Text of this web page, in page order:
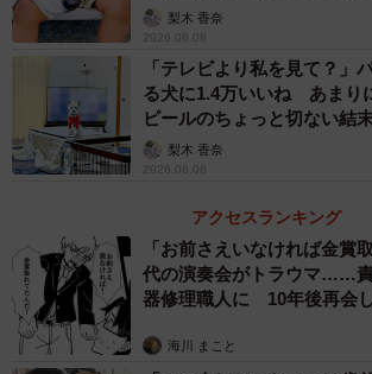
「ヒトかクルマか…」「中に人が入ってる
中のファスナー開ける時が来たよ…」と
コメントが殺到したももちゃん。
なぜももちゃんは「止まれ」がわかるのか
「尊…」
梨木 香奈
2026.08.08
「テレビより私を見て？」
る犬に1.4万いいね あまり
ピールのちょっと切ない結
梨木 香奈
2026.08.08
アクセスランキング
「お前さえいなければ金賞
代の演奏会がトラウマ……
器修理職人に 10年後再会
海川 まこと